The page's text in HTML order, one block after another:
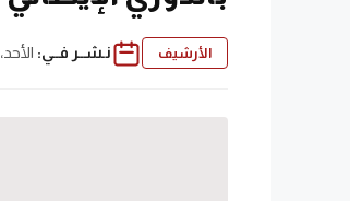
الأرشيف نـشــر فــي: الأحد، 17 أكتوبر 2021 | 1:30 م